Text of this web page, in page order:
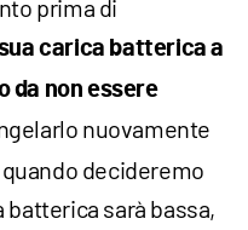
prima di
carica batterica a
da non essere
nuovamente
decideremo
batterica sarà bassa,